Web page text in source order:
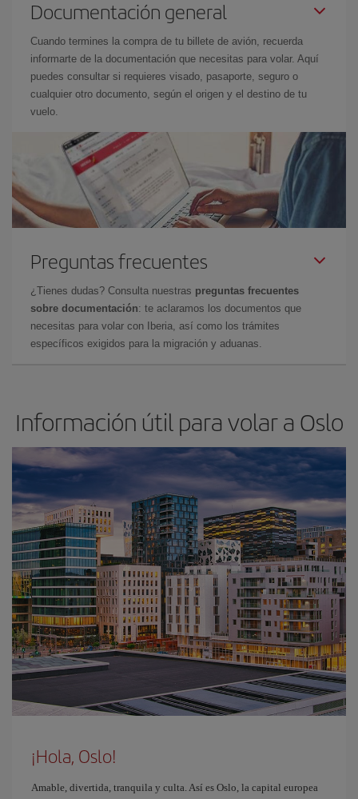
Documentación general
Cuando termines la compra de tu billete de avión, recuerda
informarte de la documentación que necesitas para volar. Aquí
puedes consultar si requieres visado, pasaporte, seguro o
cualquier otro documento, según el origen y el destino de tu
vuelo.
Preguntas frecuentes
¿Tienes dudas? Consulta nuestras preguntas frecuentes
sobre documentación: te aclaramos los documentos que
necesitas para volar con Iberia, así como los trámites
específicos exigidos para la migración y aduanas.
Información útil para volar a Oslo
¡Hola, Oslo!
Amable, divertida, tranquila y culta. Así es Oslo, la capital europea